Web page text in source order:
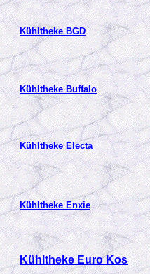
Kühltheke BGD
Kühltheke Buffalo
Kühltheke Electa
Kühltheke Enxie
Kühltheke Euro Kos